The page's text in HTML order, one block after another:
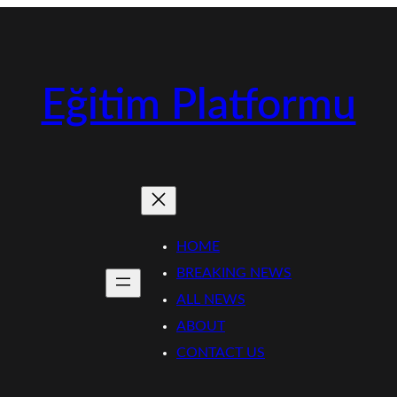
Eğitim Platformu
HOME
BREAKING NEWS
ALL NEWS
ABOUT
CONTACT US